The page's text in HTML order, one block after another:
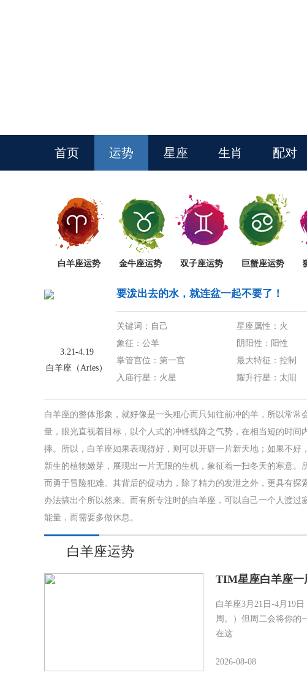
首页 运势 星座 生肖 配对
白羊座运势 金牛座运势 双子座运势 巨蟹座运势
3.21-4.19
白羊座（Aries）
要泼出去的水，就连盆一起不要了！
关键词：自己
象征：公羊
掌管宫位：第一宫
入庙行星：火星
星座属性：火
阴阳性：阳性
最大特征：控制
耀升行星：太阳
白羊座的整体形象，就好像是一头粗心而只知往前冲的羊，所以常
量，眼光直视着目标，以个人式的冲锋线阵之气势，在相当短的时
捧。所以，白羊座如果表现得好，则可以开辟一片新天地；如果不
新生的植物嫩芽，展现出一片无限的生机，象征着一扫冬天的寒意
而勇于冒险犯难。其背后的促动力，除了精力的发泄之外，更具有
办法搞出个所以然来。而有所专注时的白羊座，可以自己一个人渡
能量，而需要多做休息。
白羊座运势
TIM星座白羊座一
白羊座3月21日-4月19
周。）但周二会将你的
在这
2026-08-08